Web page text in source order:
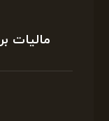
مالیات